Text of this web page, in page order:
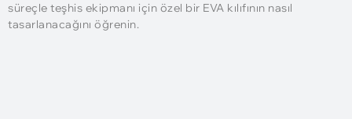
süreçle teşhis ekipmanı için özel bir EVA kılıfının nasıl
tasarlanacağını öğrenin.